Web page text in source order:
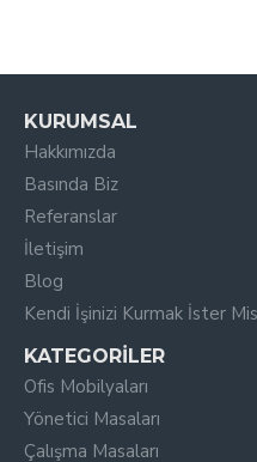
KURUMSAL
Hakkımızda
Basında Biz
Referanslar
İletişim
Blog
Kendi İşinizi Kurmak İster
KATEGORILER
Ofis Mobilyaları
Yönetici Masaları
Çalışma Masaları